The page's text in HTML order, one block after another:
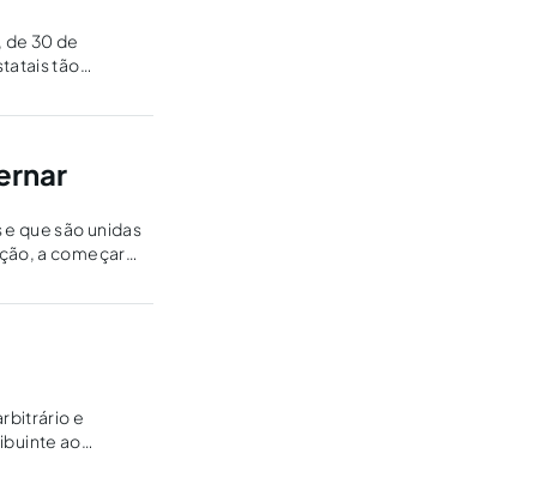
de 30 de
tão
que são unidas
a começar
e
ao